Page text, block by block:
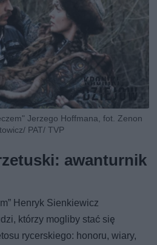
Jerzego Hoffmana, fot. Zenon
PAT/ TVP
awanturnik
Henryk Sienkiewicz
którzy mogliby stać się
rycerskiego: honoru, wiary,